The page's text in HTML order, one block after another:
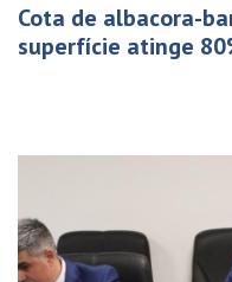
Cota de albacora-
superfície atinge